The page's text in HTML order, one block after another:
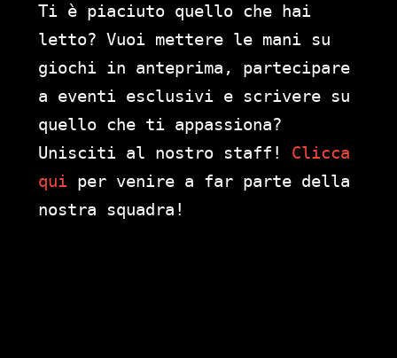
Ti è piaciuto quello che hai
letto? Vuoi mettere le mani su
giochi in anteprima, partecipare
a eventi esclusivi e scrivere su
quello che ti appassiona?
Unisciti al nostro staff! Clicca
qui per venire a far parte della
nostra squadra!